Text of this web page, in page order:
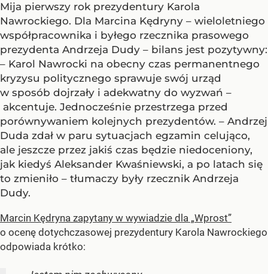
Mija pierwszy rok prezydentury Karola
Nawrockiego. Dla Marcina Kędryny – wieloletniego
współpracownika i byłego rzecznika prasowego
prezydenta Andrzeja Dudy – bilans jest pozytywny:
– Karol Nawrocki na obecny czas permanentnego
kryzysu politycznego sprawuje swój urząd
w sposób dojrzały i adekwatny do wyzwań –
akcentuje. Jednocześnie przestrzega przed
porównywaniem kolejnych prezydentów. – Andrzej
Duda zdał w paru sytuacjach egzamin celująco,
ale jeszcze przez jakiś czas będzie niedoceniony,
jak kiedyś Aleksander Kwaśniewski, a po latach się
to zmieniło – tłumaczy były rzecznik Andrzeja
Dudy.
Marcin Kędryna zapytany w wywiadzie dla „Wprost”
o ocenę dotychczasowej prezydentury Karola Nawrockiego
odpowiada krótko: